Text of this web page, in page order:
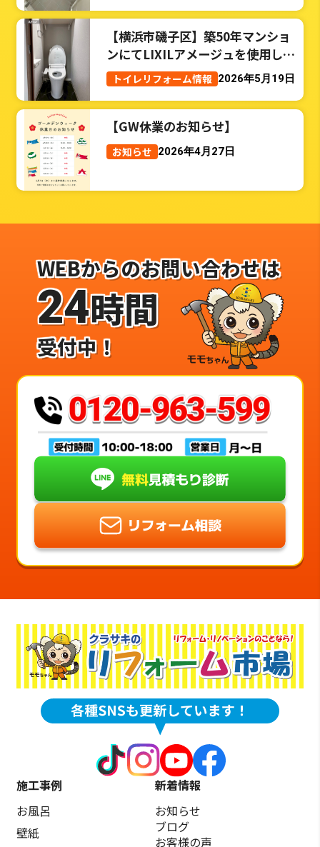
【横浜市磯子区】築50年マンショ
ンにてLIXILアメージュを使用した
トイレリフォーム事例
トイレリフォーム情報 2026年5月19日
【GW休業のお知らせ】
お知らせ 2026年4月27日
WEBからのお問い合わせは
24時間
受付中！
施工事例
お風呂
壁紙
新着情報
お知らせ
ブログ
お客様の声